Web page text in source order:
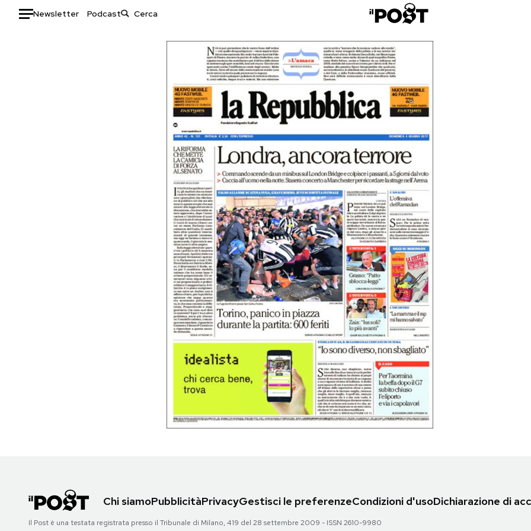
Newsletter Podcast
Auto
Consumismi
Storie/Idee
Ok Boomer!
Europa
Altrecose
Mondiali calcio 2026
Area Personale
Newsletter
Chi siamoPubblicitàPrivacyGestisci le preferenzeCondizioni d'usoDichiarazione di
Il Post è una testata registrata presso il Tribunale di Milano, 419 del 28 settembre 2009 - ISSN 2610-9980